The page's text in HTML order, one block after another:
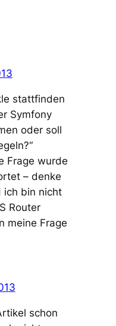
stattfinden
Symfony
oder soll
Frage wurde
– denke
ich bin nicht
Router
meine Frage
schon